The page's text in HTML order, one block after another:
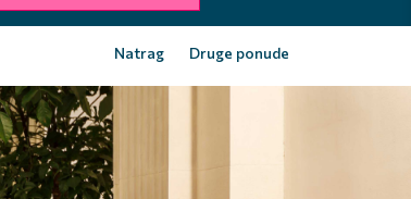
Natrag Druge ponude